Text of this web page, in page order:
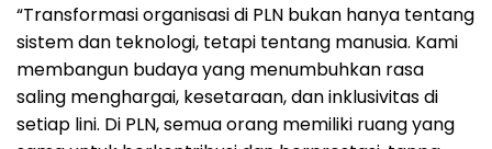
“Transformasi organisasi di PLN bukan hanya tentang
sistem dan teknologi, tetapi tentang manusia. Kami
membangun budaya yang menumbuhkan rasa
saling menghargai, kesetaraan, dan inklusivitas di
setiap lini. Di PLN, semua orang memiliki ruang yang